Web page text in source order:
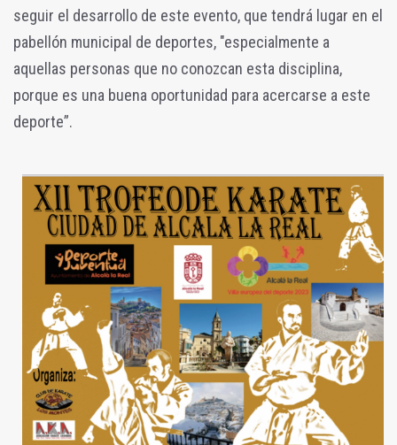
seguir el desarrollo de este evento, que tendrá lugar en el
pabellón municipal de deportes, "especialmente a
aquellas personas que no conozcan esta disciplina,
porque es una buena oportunidad para acercarse a este
deporte”.